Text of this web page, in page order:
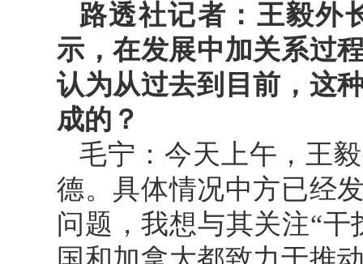
路透社记者：王毅外
示，在发展中加关系过
认为从过去到目前，这
成的？
毛宁：今天上午，王
德。具体情况中方已经
问题，我想与其关注“